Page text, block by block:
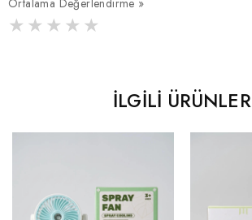
Ortalama Değerlendirme »
İLGILI ÜRÜNLER